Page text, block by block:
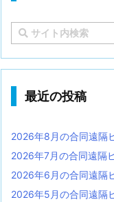
最近の投稿
2026年8月の合同遠隔
2026年7月の合同遠隔
2026年6月の合同遠隔
2026年5月の合同遠隔